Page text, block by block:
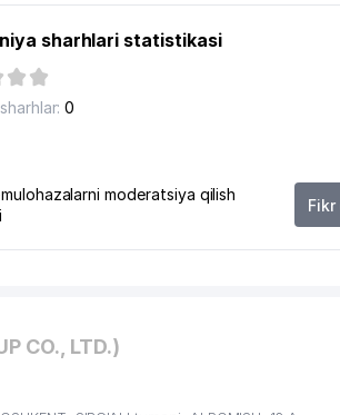
sharhlari statistikasi
0
moderatsiya qilish
CO., LTD.)